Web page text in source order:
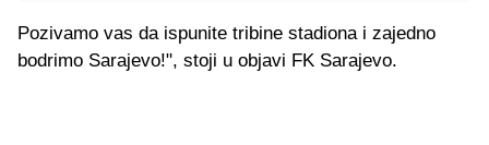
Pozivamo vas da ispunite tribine stadiona i zajedno
bodrimo Sarajevo!", stoji u objavi FK Sarajevo.